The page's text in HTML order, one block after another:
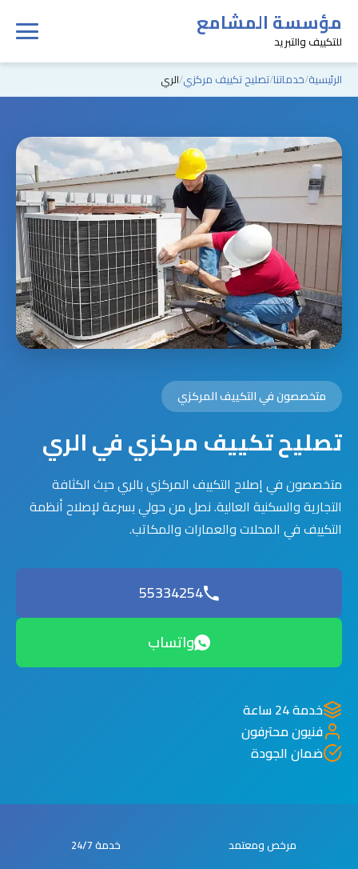
مؤسسة المشامع
للتكييف والتبريد
الرئيسية خدماتنا تصليح تكييف مركزي الري
متخصصون في التكييف المركزي
تصليح تكييف مركزي في الري
متخصصون في إصلاح التكييف المركزي بالري حيث الكثافة
التجارية والسكنية العالية. نصل من حولي بسرعة لإصلاح أنظمة
التكييف في المحلات والعمارات والمكاتب.
55334254
واتساب
خدمة 24 ساعة
فنيون محترفون
ضمان الجودة
مرخص ومعتمد خدمة 24/7